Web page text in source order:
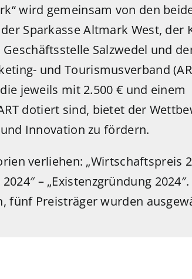
wird gemeinsam von den
Sparkasse Altmark West, der
Salzwedel und
und Tourismusverband
jeweils mit 2.500 € und einem
dotiert sind, bietet der
Innovation zu fördern.
verliehen: „Wirtschaftspreis
– „Existenzgründung
fünf Preisträger wurden